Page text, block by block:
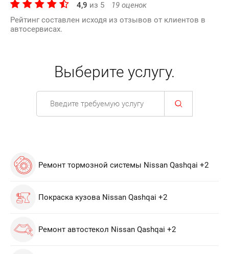
4,9 из 5 19 оценок
Рейтинг составлен исходя из отзывов от клиентов в
автосервисах.
Выберите услугу.
Ремонт тормозной системы Nissan Qashqai +2
Покраска кузова Nissan Qashqai +2
Ремонт автостекол Nissan Qashqai +2